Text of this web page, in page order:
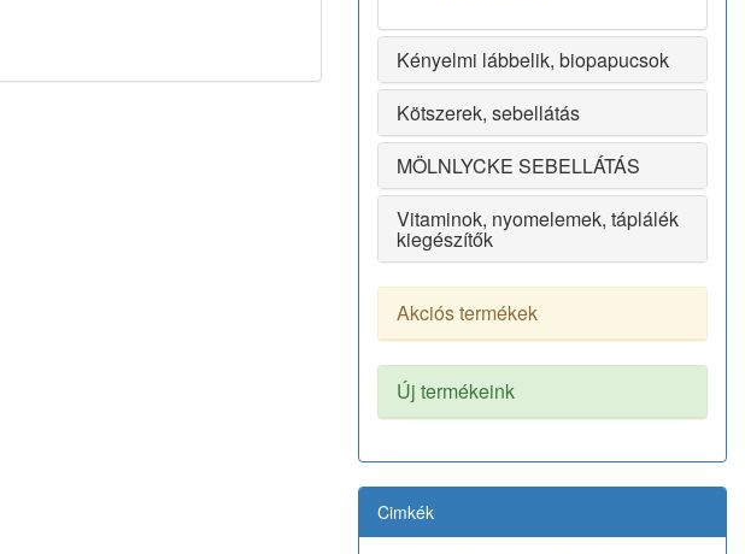
Kényelmi lábbelik, biopapucsok
Kötszerek, sebellátás
MÖLNLYCKE SEBELLÁTÁS
Vitaminok, nyomelemek, táplálék
kiegészítők
Akciós termékek
Új termékeink
Cimkék